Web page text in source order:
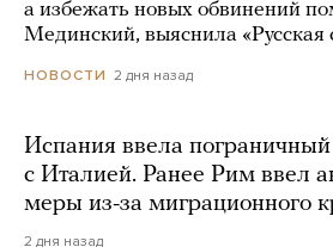
а избежать новых обвинений
Мединский, выяснила «Русская
НОВОСТИ 2 дня назад
Испания ввела пограничный
с Италией. Ранее Рим ввел
меры из-за миграционного
2 дня назад